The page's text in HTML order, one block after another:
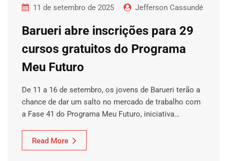
11 de setembro de 2025 Jefferson Cassundé
Barueri abre inscrições para 29
cursos gratuitos do Programa
Meu Futuro
De 11 a 16 de setembro, os jovens de Barueri terão a
chance de dar um salto no mercado de trabalho com
a Fase 41 do Programa Meu Futuro, iniciativa…
Read More